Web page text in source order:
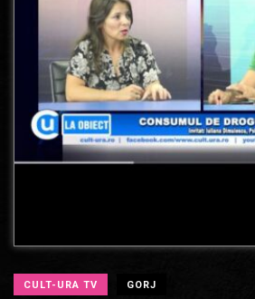
CULT-URA TV GORJ